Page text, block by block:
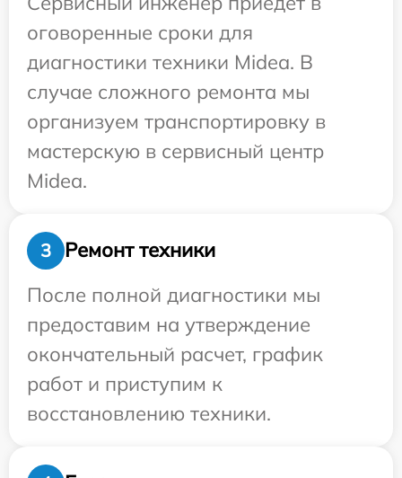
оговоренные сроки для
диагностики техники Midea. В
случае сложного ремонта мы
организуем транспортировку в
мастерскую в сервисный центр
Midea.
3
Ремонт техники
После полной диагностики мы
предоставим на утверждение
окончательный расчет, график
работ и приступим к
восстановлению техники.